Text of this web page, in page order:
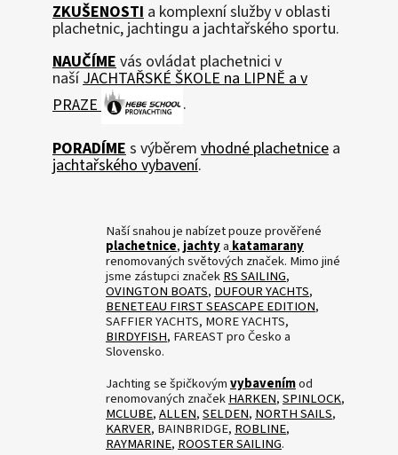
ZKUŠENOSTI a komplexní služby v oblasti
plachetnic, jachtingu a jachtařského sportu.
NAUČÍMEvás ovládat plachetnici v
našíJACHTAŘSKÉ ŠKOLE na LIPNĚ a v
PRAZE
.
PORADÍMEs výběrem vhodné plachetnice a
jachtařského vybavení.
Naší snahou je nabízet pouze prověřené
plachetnice, jachtya katamarany
renomovaných světových značek. Mimo jiné
jsme zástupci značekRS SAILING,
OVINGTON BOATS, DUFOUR YACHTS,
BENETEAU FIRST SEASCAPE EDITION,
SAFFIER YACHTS, MORE YACHTS,
BIRDYFISH, FAREAST pro Česko a
Slovensko.
Jachting se špičkovýmvybavenímod
renomovaných značekHARKEN,SPINLOCK,
MCLUBE,ALLEN,SELDEN, NORTH SAILS,
KARVER, BAINBRIDGE, ROBLINE,
RAYMARINE, ROOSTER SAILING.